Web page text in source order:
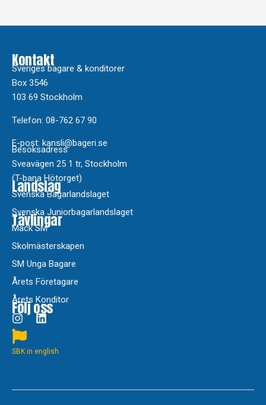
Kontakt
Sveriges bagare & konditorer
Box 3546
103 69 Stockholm
Telefon: 08-762 67 90
E-post: kansli@bageri.se
Besöksadress
Sveavägen 25 1 tr, Stockholm
(T-bana Hötorget)
Landslag
Svenska Bagarlandslaget
Svenska Juniorbagarlandslaget
Tävlingar
Mack SM
Skolmästerskapen
SM Unga Bagare
Årets Företagare
Årets Konditor
Följ oss
SBK in english